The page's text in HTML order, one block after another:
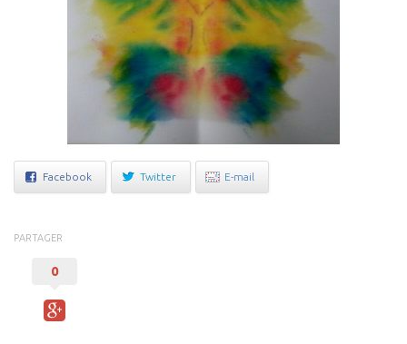
Facebook Twitter E-mail
PARTAGER
0